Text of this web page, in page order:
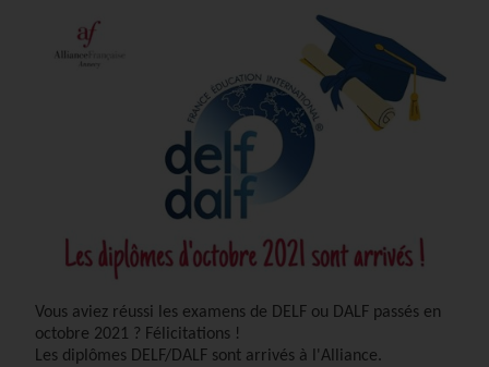
Vous aviez réussi les examens de DELF ou DALF passés en
octobre 2021 ? Félicitations !
Les diplômes DELF/DALF sont arrivés à l'Alliance.